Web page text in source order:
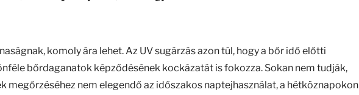
komoly ára lehet. Az UV sugárzás azon túl, hogy a bőr idő előtti
bőrdaganatok képződésének kockázatát is fokozza. Sokan nem tudják,
megőrzéséhez nem elegendő az időszakos naptejhasználat, a hétköznapokon